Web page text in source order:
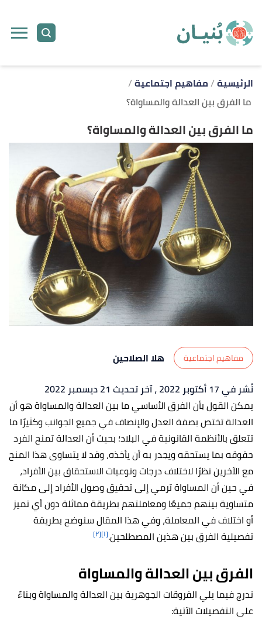
الرئيسية مفاهيم اجتماعية
ما الفرق بين العدالة والمساواة؟
ما الفرق بين العدالة والمساواة؟
مفاهيم اجتماعية
هلا الصلاحين
نُشر في 17 أكتوبر 2022
، آخر تحديث 21 ديسمبر 2022
يمكن القول بأن الفرق الأساسي ما بين العدالة والمساواة هو أن
العدالة تختص بصفة العدل والإنصاف في جميع الجوانب وكثيرًا ما
تتعلق بالأنظمة القانونية في البلاد؛ بحيث أن العدالة تمنح الفرد
حقوقه بما يستحقه ويجدر به أن يأخذه، وقد لا يتساوى هذا المنح
مع الآخرين نظرًا لاختلاف درجات ونوعيات الاستحقاق بين الأفراد،
في حين أن المساواة ترمي إلى تحقيق وصول الأفراد إلى مكانة
متساوية بينهم جميعًا ومعاملتهم بطريقة مماثلة دون أي تميز
أو اختلاف في المعاملة، وفي هذا المقال سنوضح بطريقة
تفصيلية الفرق بين هذين المصطلحين.[١] [٢]
الفرق بين العدالة والمساواة
ندرج فيما يلي الفروقات الجوهرية بين العدالة والمساواة وبناءً
على التفصيلات الآتية: